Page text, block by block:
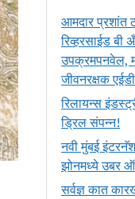
आमदार प्रशांत
रिव्हरसाईड बी
उपक्रमपनवेल,
जीवनरक्षक
रिलायन्स
ड्रिल संपन्न!
नवी मुंबई
झोनमध्ये उबर
सर्वज्ञ कात